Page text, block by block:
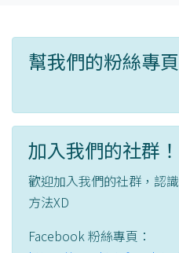
幫我們的粉絲專
加入我們的社群！
歡迎加入我們的社群，認
方法XD
Facebook 粉絲專頁：